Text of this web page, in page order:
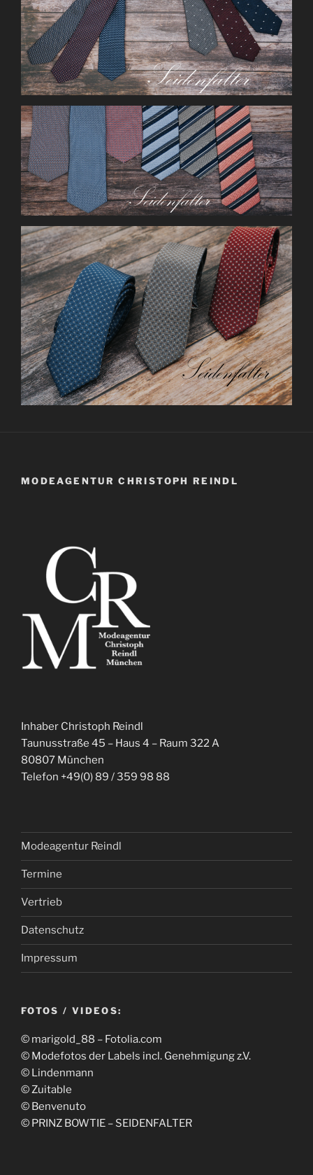
MODEAGENTUR CHRISTOPH REINDL
Inhaber Christoph Reindl
Taunusstraße 45 – Haus 4 – Raum 322 A
80807 München
Telefon +49(0) 89 / 359 98 88
Modeagentur Reindl
Termine
Vertrieb
Datenschutz
Impressum
FOTOS / VIDEOS:
© marigold_88 – Fotolia.com
© Modefotos der Labels incl. Genehmigung z.V.
© Lindenmann
© Zuitable
© Benvenuto
© PRINZ BOWTIE – SEIDENFALTER